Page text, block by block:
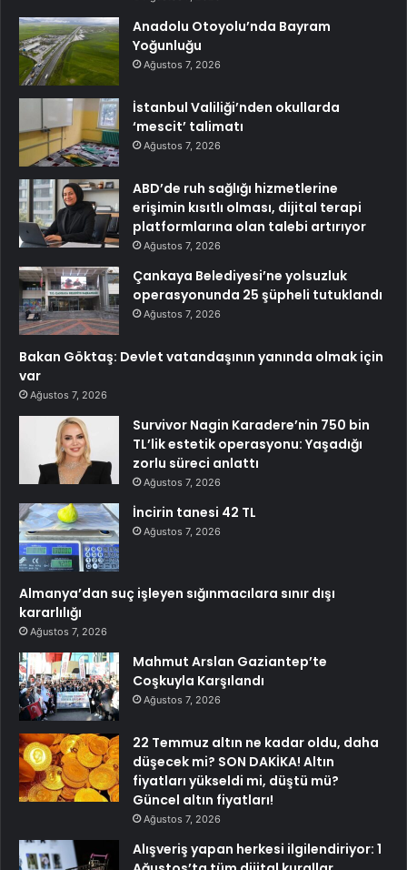
Anadolu Otoyolu’nda Bayram
Yoğunluğu
Ağustos 7, 2026
İstanbul Valiliği’nden okullarda
‘mescit’ talimatı
Ağustos 7, 2026
ABD’de ruh sağlığı hizmetlerine
erişimin kısıtlı olması, dijital terapi
platformlarına olan talebi artırıyor
Ağustos 7, 2026
Çankaya Belediyesi’ne yolsuzluk
operasyonunda 25 şüpheli tutuklandı
Ağustos 7, 2026
Bakan Göktaş: Devlet vatandaşının yanında olmak için
var
Ağustos 7, 2026
Survivor Nagin Karadere’nin 750 bin
TL’lik estetik operasyonu: Yaşadığı
zorlu süreci anlattı
Ağustos 7, 2026
İncirin tanesi 42 TL
Ağustos 7, 2026
Almanya’dan suç işleyen sığınmacılara sınır dışı
kararlılığı
Ağustos 7, 2026
Mahmut Arslan Gaziantep’te
Coşkuyla Karşılandı
Ağustos 7, 2026
22 Temmuz altın ne kadar oldu, daha
düşecek mi? SON DAKİKA! Altın
fiyatları yükseldi mi, düştü mü?
Güncel altın fiyatları!
Ağustos 7, 2026
Alışveriş yapan herkesi ilgilendiriyor: 1